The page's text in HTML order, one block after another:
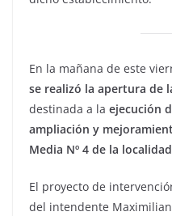
En la mañana de este
se realizó la apertura de
destinada a la ejecución
ampliación y
Media Nº 4 de la
El proyecto de
del intendente